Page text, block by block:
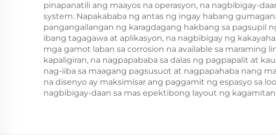
pinapanatili ang maayos na operasyon, na nagbibigay-
system. Napakababa ng antas ng ingay habang
pangangailangan ng karagdagang hakbang sa
ibang tagagawa at aplikasyon, na nagbibigay ng
mga gamot laban sa corrosion na available sa maraming
kapaligiran, na nagpapababa sa dalas ng pagpapalit at
nag-iiba sa maagang pagsusuot at nagpapahaba nang
na disenyo ay maksimisar ang paggamit ng espasyo sa
nagbibigay-daan sa mas epektibong layout ng